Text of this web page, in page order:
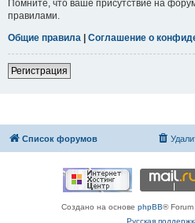
Помните, что ваше присутствие на
правилами.
Общие правила | Соглашение о
Регистрация
Список форумов
Создано на основе phpBB®
Русская